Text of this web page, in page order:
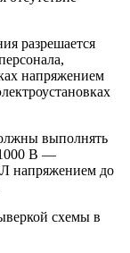
разрешается
напряжением
выполнять
В —
напряжением до
схемы в